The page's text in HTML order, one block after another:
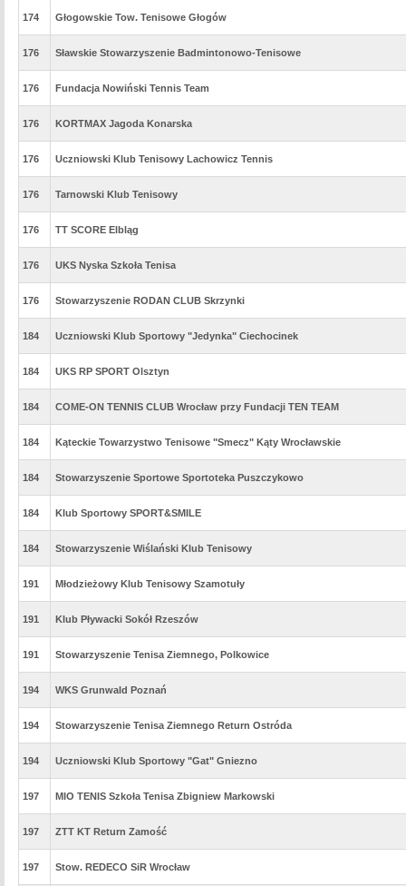
174 Głogowskie Tow. Tenisowe Głogów
176 Sławskie Stowarzyszenie Badmintonowo-Tenisowe
176 Fundacja Nowiński Tennis Team
176 KORTMAX Jagoda Konarska
176 Uczniowski Klub Tenisowy Lachowicz Tennis
176 Tarnowski Klub Tenisowy
176 TT SCORE Elbląg
176 UKS Nyska Szkoła Tenisa
176 Stowarzyszenie RODAN CLUB Skrzynki
184 Uczniowski Klub Sportowy "Jedynka" Ciechocinek
184 UKS RP SPORT Olsztyn
184 COME-ON TENNIS CLUB Wrocław przy Fundacji TEN TEAM
184 Kąteckie Towarzystwo Tenisowe "Smecz" Kąty Wrocławskie
184 Stowarzyszenie Sportowe Sportoteka Puszczykowo
184 Klub Sportowy SPORT&SMILE
184 Stowarzyszenie Wiślański Klub Tenisowy
191 Młodzieżowy Klub Tenisowy Szamotuły
191 Klub Pływacki Sokół Rzeszów
191 Stowarzyszenie Tenisa Ziemnego, Polkowice
194 WKS Grunwald Poznań
194 Stowarzyszenie Tenisa Ziemnego Return Ostróda
194 Uczniowski Klub Sportowy "Gat" Gniezno
197 MIO TENIS Szkoła Tenisa Zbigniew Markowski
197 ZTT KT Return Zamość
197 Stow. REDECO SiR Wrocław